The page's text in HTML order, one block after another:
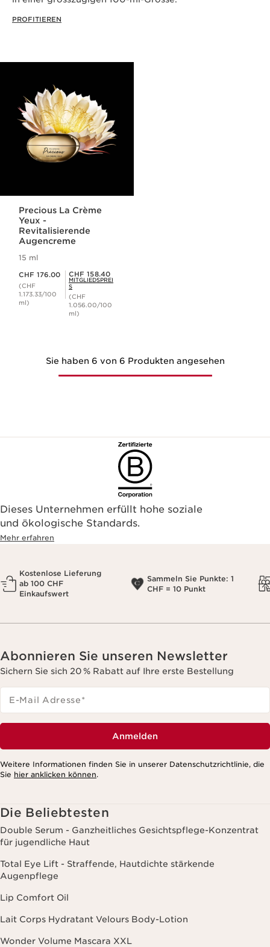
PROFITIEREN
Precious La Crème
Yeux -
Revitalisierende
Augencreme
15 ml
CHF 176.00
(CHF
1.173.33/100
ml)
Mitgliederpreis CHF 158.40
CHF 158.40
MITGLIEDSPREI
S
(CHF
1.056.00/100
ml)
Sie haben 6 von 6 Produkten angesehen
Dieses Unternehmen erfüllt hohe soziale
und ökologische Standards.
Mehr erfahren
Kostenlose Lieferung
ab 100 CHF
Einkaufswert
Sammeln Sie Punkte: 1
CHF = 10 Punkt
Abonnieren Sie unseren Newsletter
Sichern Sie sich 20 % Rabatt auf Ihre erste Bestellung
E-Mail Adresse*
Anmelden
Weitere Informationen finden Sie in unserer Datenschutzrichtlinie, die
Sie hier anklicken können.
Die Beliebtesten
Double Serum - Ganzheitliches Gesichtspflege-Konzentrat
für jugendliche Haut
Total Eye Lift - Straffende, Hautdichte stärkende
Augenpflege
Lip Comfort Oil
Lait Corps Hydratant Velours Body-Lotion
Wonder Volume Mascara XXL